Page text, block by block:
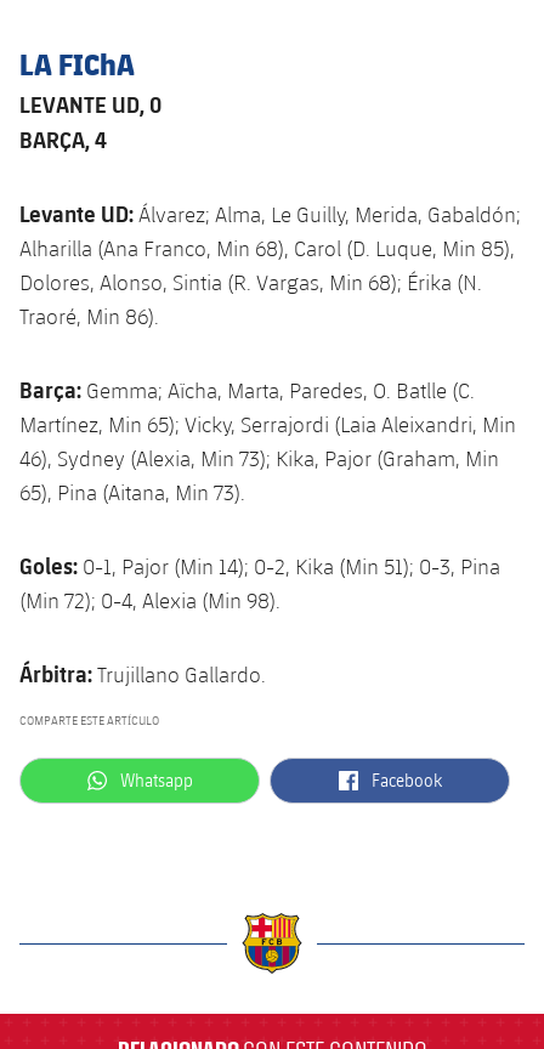
Resultados
Fotos
Voleibol masculino
Voleibol femenino
Apúntate a las amateurs
Carnet de las Secciones Amateurs
PLUSICON
MÁS
League of Legends
VALORANT Game Changers
eFootball
LA FIChA
LEVANTE UD, 0
BARÇA, 4
Levante UD: Álvarez; Alma, Le Guilly, Merida, Gabaldón;
Alharilla (Ana Franco, Min 68), Carol (D. Luque, Min 85),
Dolores, Alonso, Sintia (R. Vargas, Min 68); Érika (N.
Traoré, Min 86).
Barça: Gemma; Aïcha, Marta, Paredes, O. Batlle (C.
Martínez, Min 65); Vicky, Serrajordi (Laia Aleixandri, Min
46), Sydney (Alexia, Min 73); Kika, Pajor (Graham, Min
65), Pina (Aitana, Min 73).
Goles: 0-1, Pajor (Min 14); 0-2, Kika (Min 51); 0-3, Pina
(Min 72); 0-4, Alexia (Min 98).
Árbitra:Trujillano Gallardo.
COMPARTE ESTE ARTÍCULO
label.aria.whatsapp
Whatsapp label.aria.facebook
Facebook